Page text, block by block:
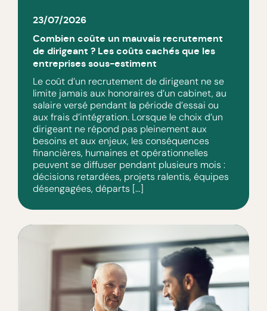
23/07/2026
Combien coûte un mauvais recrutement
de dirigeant ? Les coûts cachés que les
entreprises sous-estiment
Le coût d’un recrutement de dirigeant ne se
limite jamais aux honoraires d’un cabinet, au
salaire versé pendant la période d’essai ou
aux frais d’intégration. Lorsque le choix d’un
dirigeant ne répond pas pleinement aux
besoins et aux enjeux, les conséquences
financières, humaines et opérationnelles
peuvent se diffuser pendant plusieurs mois :
décisions retardées, projets ralentis, équipes
désengagées, départs […]